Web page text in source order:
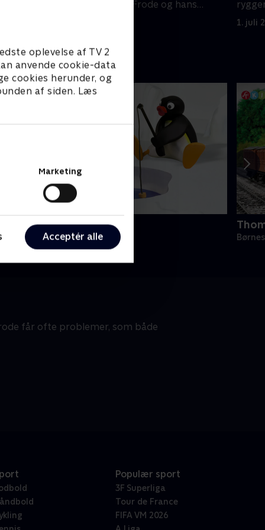
oplevelse af TV 2
anvende cookie-data
cookies herunder, og
af siden. Læs
Marketing
Acceptér alle
ryggen til, finder Frode og hans
1. juli
• 6 sæsoner
får ofte problemer, som både
Populær sport
3F Superliga
Tour de France
FIFA VM 2026